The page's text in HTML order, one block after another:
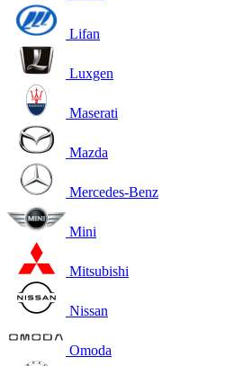
Lifan
Luxgen
Maserati
Mazda
Mercedes-Benz
Mini
Mitsubishi
Nissan
Omoda